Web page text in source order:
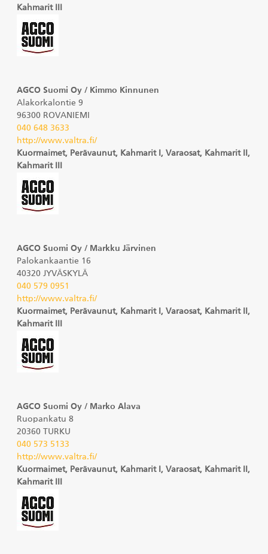
Kahmarit III
AGCO Suomi Oy / Kimmo Kinnunen
Alakorkalontie 9
96300 ROVANIEMI
040 648 3633
http://www.valtra.fi/
Kuormaimet, Perävaunut, Kahmarit I, Varaosat, Kahmarit II,
Kahmarit III
AGCO Suomi Oy / Markku Järvinen
Palokankaantie 16
40320 JYVÄSKYLÄ
040 579 0951
http://www.valtra.fi/
Kuormaimet, Perävaunut, Kahmarit I, Varaosat, Kahmarit II,
Kahmarit III
AGCO Suomi Oy / Marko Alava
Ruopankatu 8
20360 TURKU
040 573 5133
http://www.valtra.fi/
Kuormaimet, Perävaunut, Kahmarit I, Varaosat, Kahmarit II,
Kahmarit III